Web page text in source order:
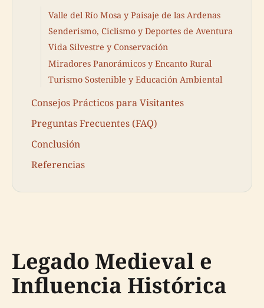
Valle del Río Mosa y Paisaje de las Ardenas
Senderismo, Ciclismo y Deportes de Aventura
Vida Silvestre y Conservación
Miradores Panorámicos y Encanto Rural
Turismo Sostenible y Educación Ambiental
Consejos Prácticos para Visitantes
Preguntas Frecuentes (FAQ)
Conclusión
Referencias
Legado Medieval e
Influencia Histórica